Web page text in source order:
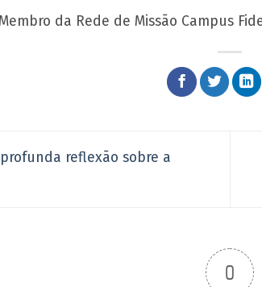
da Rede de Missão Campus
reflexão sobre a
0